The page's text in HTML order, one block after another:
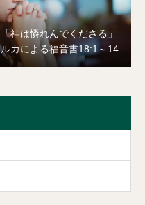
「神は憐れんでくださる」
ルカによる福音書18:1～14